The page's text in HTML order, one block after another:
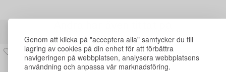
Genom att klicka på "acceptera alla" samtycker du till
lagring av cookies på din enhet för att förbättra
navigeringen på webbplatsen, analysera webbplatsens
användning och anpassa vår marknadsföring.